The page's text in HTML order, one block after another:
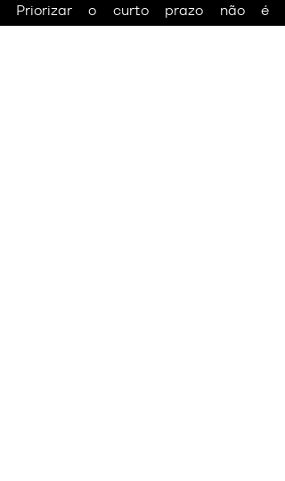
Priorizar o curto prazo não é
inerentemente ruim. Um cliente